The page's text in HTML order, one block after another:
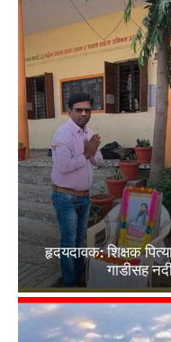
हृदयदावक: शिक्षक
गाडीसह